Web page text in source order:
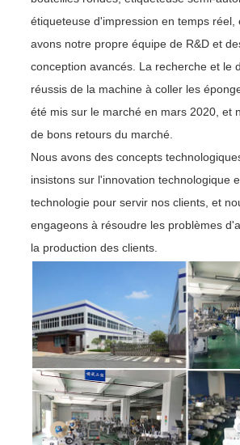
étiqueteuse d'impression en temps réel,
avons notre propre équipe de R&D et
conception avancés. La recherche et le
réussis de la machine à coller les
été mis sur le marché en mars 2020, et
de bons retours du marché.
Nous avons des concepts
insistons sur l'innovation technologique
technologie pour servir nos clients, et
engageons à résoudre les problèmes
la production des clients.